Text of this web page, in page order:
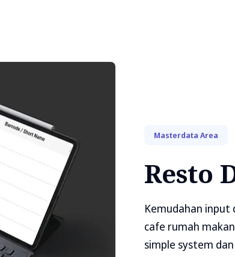
Masterdata Area
Resto
Kemudahan
cafe rumah
simple system